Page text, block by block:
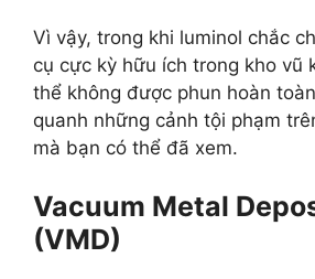
Vì vậy, trong khi luminol chắc
cụ cực kỳ hữu ích trong kho vũ
thể không được phun hoàn
quanh những cảnh tội phạm
mà bạn có thể đã xem.
Vacuum Metal
(VMD)